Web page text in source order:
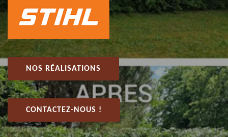
NOS RÉALISATIONS
CONTACTEZ-NOUS !